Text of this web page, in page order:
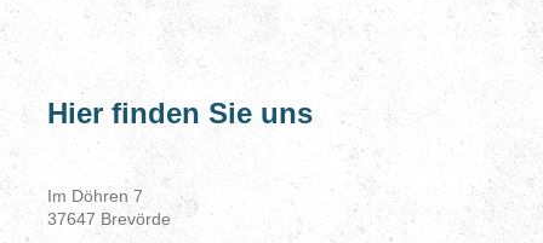
Hier finden Sie uns
Im Döhren 7
37647 Brevörde